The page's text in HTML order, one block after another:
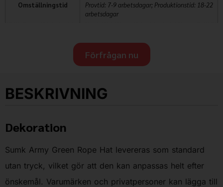
Omställningstid
Provtid: 7-9 arbetsdagar; Produktionstid: 18-22
arbetsdagar
Förfrågan nu
BESKRIVNING
Dekoration
Sumk Army Green Rope Hat levereras som standard
utan tryck, vilket gör att den kan anpassas helt efter
önskemål. Varumärken och privatpersoner kan lägga till